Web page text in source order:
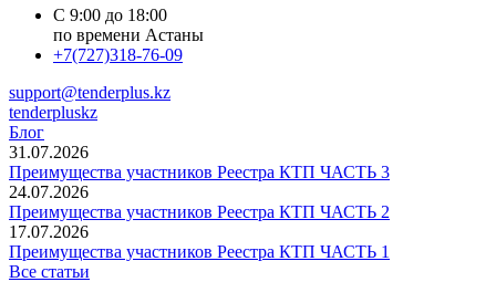
С 9:00 до 18:00
по времени Астаны
+7(727)318-76-09
support@tenderplus.kz
tenderpluskz
Блог
31.07.2026
Преимущества участников Реестра КТП ЧАСТЬ 3
24.07.2026
Преимущества участников Реестра КТП ЧАСТЬ 2
17.07.2026
Преимущества участников Реестра КТП ЧАСТЬ 1
Все статьи